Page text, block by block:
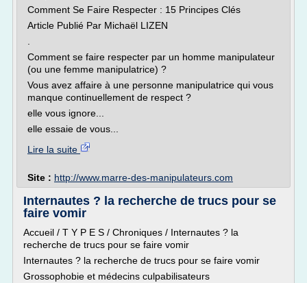
Comment Se Faire Respecter : 15 Principes Clés
Article Publié Par Michaël LIZEN
Comment se faire respecter par un homme manipulateur
(ou une femme manipulatrice) ?
Vous avez affaire à une personne manipulatrice qui vous
manque continuellement de respect ?
elle vous ignore...
elle essaie de vous...
Lire la suite
Site : http://www.marre-des-manipulateurs.com
Internautes ? la recherche de trucs pour se
faire vomir
Accueil / T Y P E S / Chroniques / Internautes ? la
recherche de trucs pour se faire vomir
Internautes ? la recherche de trucs pour se faire vomir
Grossophobie et médecins culpabilisateurs